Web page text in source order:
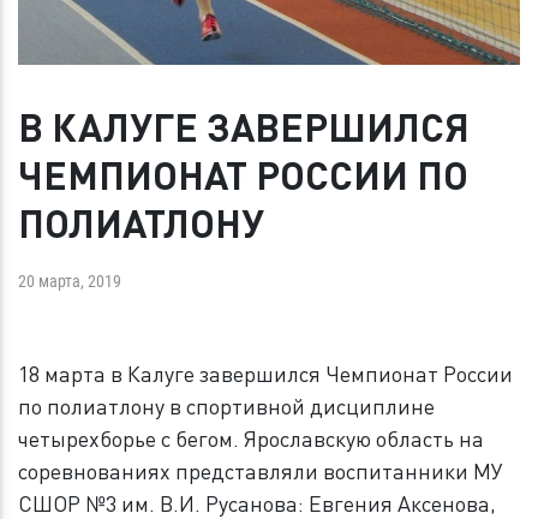
В КАЛУГЕ ЗАВЕРШИЛСЯ
ЧЕМПИОНАТ РОССИИ ПО
ПОЛИАТЛОНУ
20 марта, 2019
18 марта в Калуге завершился Чемпионат России
по полиатлону в спортивной дисциплине
четырехборье с бегом. Ярославскую область на
соревнованиях представляли воспитанники МУ
СШОР №3 им. В.И. Русанова: Евгения Аксенова,